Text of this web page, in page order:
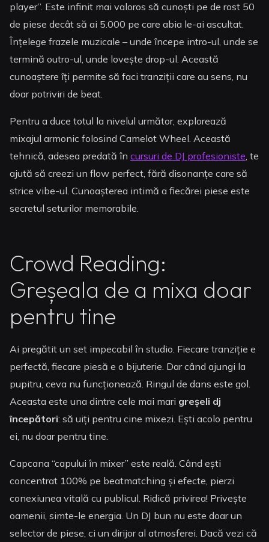
player”. Este infinit mai valoros să cunoști pe de rost 50
de piese decât să ai 5.000 pe care abia le-ai ascultat.
Înțelege frazele muzicale – unde începe intro-ul, unde se
termină outro-ul, unde lovește drop-ul. Această
cunoaștere îți permite să faci tranziții care au sens, nu
doar potriviri de beat.
Pentru a duce totul la nivelul următor, explorează
mixajul armonic folosind Camelot Wheel. Această
tehnică, adesea predată încursuri de DJ profesioniste, te
ajută să creezi un flow perfect, fără disonanțe care să
strice vibe-ul. Cunoașterea intimă a fiecărei piese este
secretul seturilor memorabile.
Crowd Reading:
Greșeala de a mixa doar
pentru tine
Ai pregătit un set impecabil în studio. Fiecare tranziție e
perfectă, fiecare piesă e o bijuterie. Dar când ajungi la
pupitru, ceva nu funcționează. Ringul de dans este gol.
Aceasta este una dintre cele mai mari greșeli dj
începători: să uiți pentru cine mixezi. Ești acolo pentru
ei, nu doar pentru tine.
Capcana “capului în mixer” este reală. Când ești
concentrat 100% pe beatmatching și efecte, pierzi
conexiunea vitală cu publicul. Ridică privirea! Privește
oamenii, simte-le energia. Un DJ bun nu este doar un
selector de piese, ci un dirijor al atmosferei. Dacă vezi că